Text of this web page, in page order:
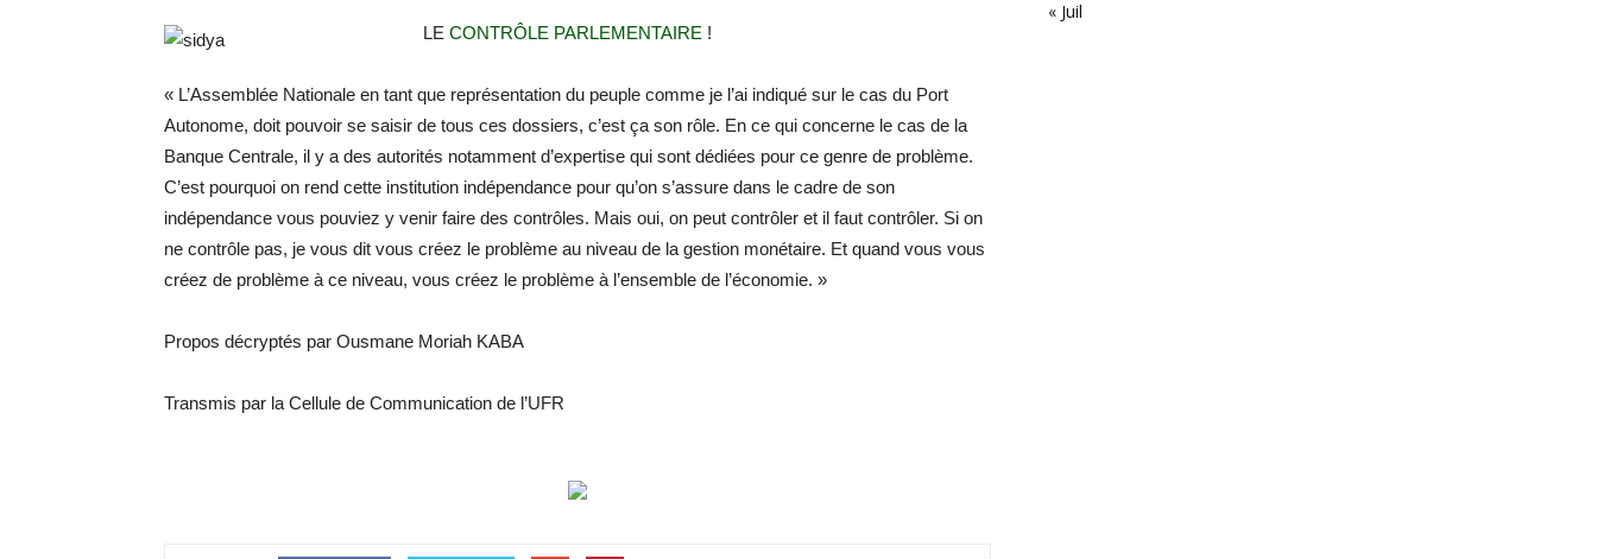
LE CONTRÔLE PARLEMENTAIRE !
« L’Assemblée Nationale en tant que représentation du peuple comme je l’ai indiqué sur le cas du Port
Autonome, doit pouvoir se saisir de tous ces dossiers, c’est ça son rôle. En ce qui concerne le cas de la
Banque Centrale, il y a des autorités notamment d’expertise qui sont dédiées pour ce genre de problème.
C’est pourquoi on rend cette institution indépendance pour qu’on s’assure dans le cadre de son
indépendance vous pouviez y venir faire des contrôles. Mais oui, on peut contrôler et il faut contrôler. Si on
ne contrôle pas, je vous dit vous créez le problème au niveau de la gestion monétaire. Et quand vous vous
créez de problème à ce niveau, vous créez le problème à l’ensemble de l’économie. »
Propos décryptés par Ousmane Moriah KABA
Transmis par la Cellule de Communication de l’UFR
« Juil